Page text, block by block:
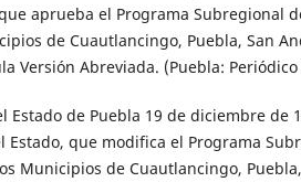
aprueba el Programa Subregional
de Cuautlancingo, Puebla, San
Versión Abreviada. (Puebla:
Estado de Puebla 19 de diciembre de
Estado, que modifica el Programa
Municipios de Cuautlancingo,